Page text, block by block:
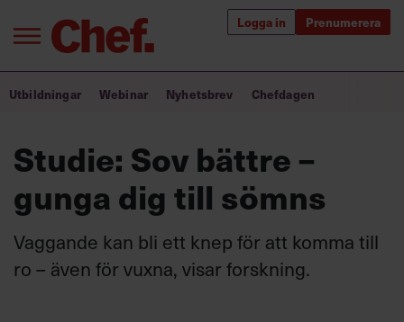
Logga in Prenumerera
Bra ledare förändrar världen
Utbildning för ledare
Chefakademin+
Populära utbildningar
Utbildningar Webinar Nyhetsbrev Chefdagen
Studie: Sov bättre –
gunga dig till sömns
Vaggande kan bli ett knep för att komma till
ro – även för vuxna, visar forskning.